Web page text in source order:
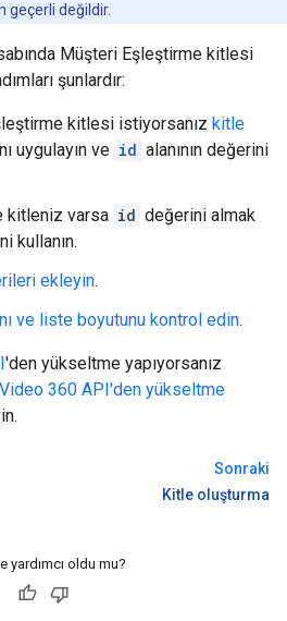
geçerli değildir.
Müşteri Eşleştirme kitlesi
şunlardır:
kitlesi istiyorsanız kitle
uygulayın ve id alanının değerini
kitleniz varsa id değerini almak
kullanın.
ekleyin.
ve liste boyutunu kontrol edin.
'den yükseltme yapıyorsanız
360 API'den yükseltme
Sonraki
Kitle oluşturma
yardımcı oldu mu?